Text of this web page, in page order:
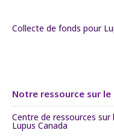
Collecte de fonds pour
Notre ressource sur le
Centre de ressources
Lupus Canada